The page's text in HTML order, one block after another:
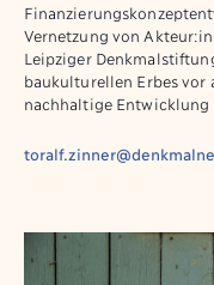
Vernetzung von
Leipziger
baukulturellen Erbes vor
nachhaltige Entwicklung